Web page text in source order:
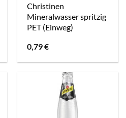
Christinen
Mineralwasser spritzig
PET (Einweg)
0,79€